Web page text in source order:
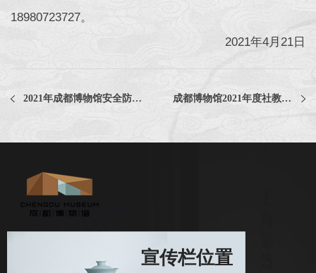
18980723727。
2021年4月21日
2021年成都博物馆安全防范系统配品备件项目中选公告 成都博物馆2021年度社教活动材料包、物料设计制作及通用耗材采购项目评选公告
宣传栏位置